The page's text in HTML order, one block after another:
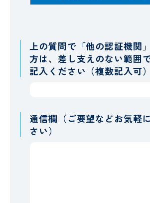
上の質問で「他の認証機関
方は、差し支えのない範囲
記入ください（複数記入可）
通信欄（ご要望などお気軽
さい）